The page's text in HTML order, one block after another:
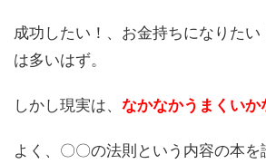
成功したい！、お金持ちになりたい
は多いはず。
しかし現実は、 なかなかうまくいか
よく、〇〇の法則という内容の本を